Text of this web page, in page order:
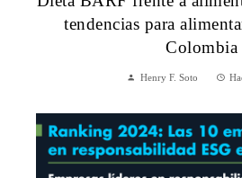
tendencias para
Colombia
Henry F. Soto